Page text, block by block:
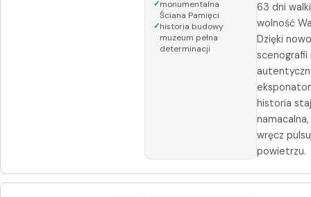
monumentalna
Ściana Pamięci
historia budowy
muzeum pełna
determinacji
63 dni
wolność
Dzięki
scenografii
historia
wręcz
powietrzu.